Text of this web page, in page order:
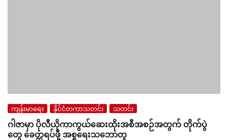
ကျန်းမာရေး နိုင်ငံတကာသတင်း သတင်း
ဂါဇာမှာ ပိုလီယိုကာကွယ်ဆေးထိုးအစီအစဉ်အတွက် တိုက်ပွဲ
တွေ ခေတ္တရပ်ဖို့ အစ္စရေးသဘောတူ